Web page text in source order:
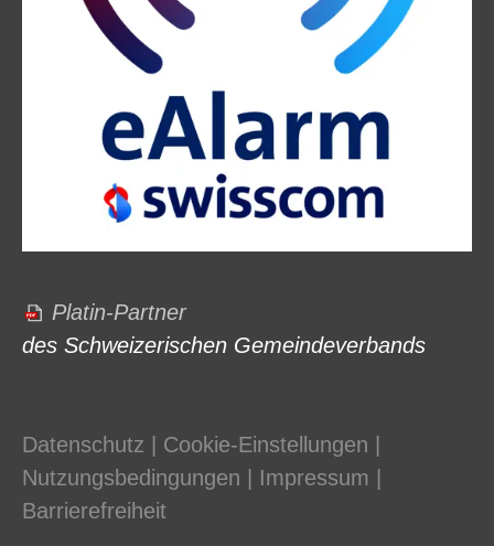
Platin-Partner
des Schweizerischen Gemeindeverbands
Datenschutz Cookie-Einstellungen
Nutzungsbedingungen
Impressum
Barrierefreiheit